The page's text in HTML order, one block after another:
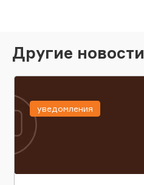
Другие новости
уведомления